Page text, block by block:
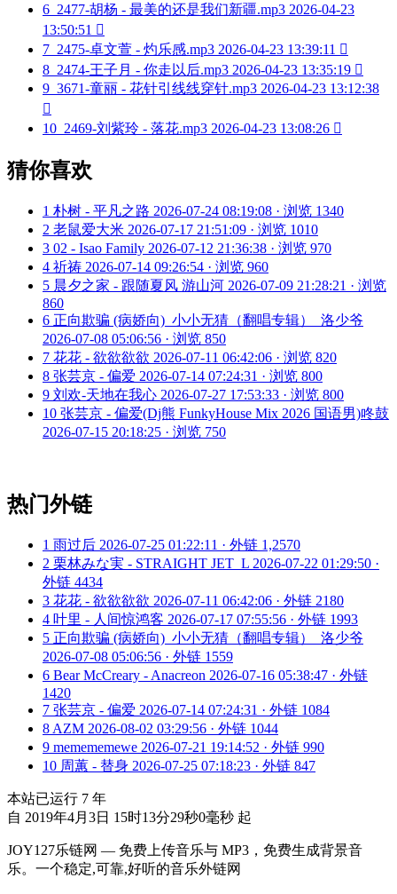
6 2477-胡杨 - 最美的还是我们新疆.mp3 2026-04-23
13:50:51 
7 2475-卓文萱 - 灼乐感.mp3 2026-04-23 13:39:11 
8 2474-王子月 - 你走以后.mp3 2026-04-23 13:35:19 
9 3671-童丽 - 花针引线线穿针.mp3 2026-04-23 13:12:38

10 2469-刘紫玲 - 落花.mp3 2026-04-23 13:08:26 
猜你喜欢
1 朴树 - 平凡之路 2026-07-24 08:19:08 · 浏览 1340
2 老鼠爱大米 2026-07-17 21:51:09 · 浏览 1010
3 02 - Isao Family 2026-07-12 21:36:38 · 浏览 970
4 祈祷 2026-07-14 09:26:54 · 浏览 960
5 晨夕之家 - 跟随夏风 游山河 2026-07-09 21:28:21 · 浏览
860
6 正向欺骗 (病娇向)_小小无猜（翻唱专辑）_洛少爷
2026-07-08 05:06:56 · 浏览 850
7 花花 - 欲欲欲欲 2026-07-11 06:42:06 · 浏览 820
8 张芸京 - 偏爱 2026-07-14 07:24:31 · 浏览 800
9 刘欢-天地在我心 2026-07-27 17:53:33 · 浏览 800
10 张芸京 - 偏爱(Dj熊 FunkyHouse Mix 2026 国语男)咚鼓
2026-07-15 20:18:25 · 浏览 750
热门外链
1 雨过后 2026-07-25 01:22:11 · 外链 1,2570
2 栗林みな実 - STRAIGHT JET_L 2026-07-22 01:29:50 ·
外链 4434
3 花花 - 欲欲欲欲 2026-07-11 06:42:06 · 外链 2180
4 叶里 - 人间惊鸿客 2026-07-17 07:55:56 · 外链 1993
5 正向欺骗 (病娇向)_小小无猜（翻唱专辑）_洛少爷
2026-07-08 05:06:56 · 外链 1559
6 Bear McCreary - Anacreon 2026-07-16 05:38:47 · 外链
1420
7 张芸京 - 偏爱 2026-07-14 07:24:31 · 外链 1084
8 AZM 2026-08-02 03:29:56 · 外链 1044
9 memememewe 2026-07-21 19:14:52 · 外链 990
10 周蕙 - 替身 2026-07-25 07:18:23 · 外链 847
本站已运行 7 年
自 2019年4月3日 15时13分29秒0毫秒 起
JOY127乐链网 — 免费上传音乐与 MP3，免费生成背景音
乐。一个稳定,可靠,好听的音乐外链网